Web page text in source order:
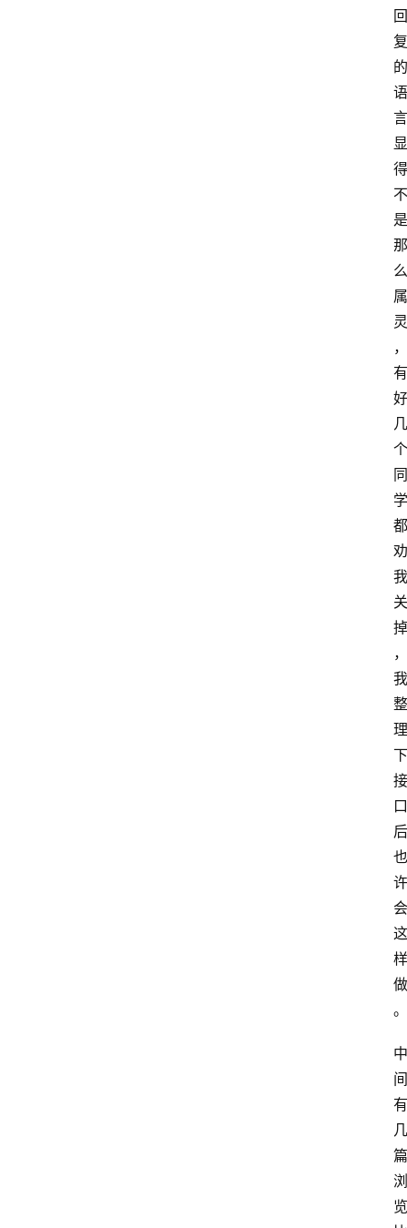
回
复
的
语
言
显
得
不
是
那
么
属
灵
，
有
好
几
个
同
学
都
劝
我
关
掉
，
我
整
理
下
接
口
后
也
许
会
这
样
做
。
中
间
有
几
篇
浏
览